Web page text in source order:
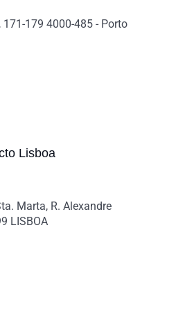
179 4000-485 - Porto
Lisboa
Marta, R. Alexandre
LISBOA